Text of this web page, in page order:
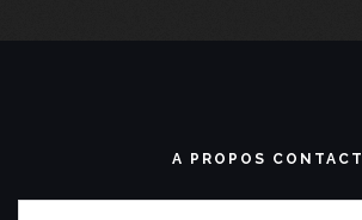
A PROPOS CONTACT